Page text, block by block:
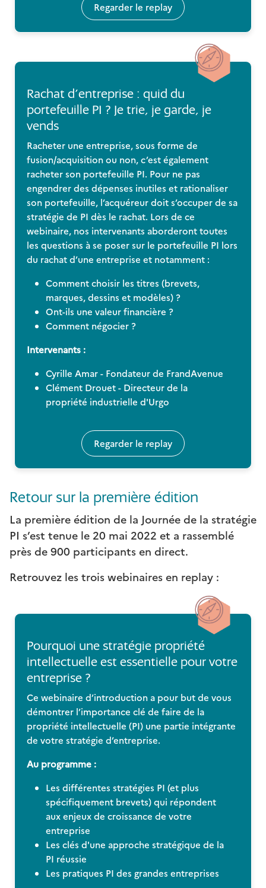
Regarder le replay
Rachat d’entreprise : quid du
portefeuille PI ? Je trie, je garde, je
vends
Racheter une entreprise, sous forme de
fusion/acquisition ou non, c’est également
racheter son portefeuille PI. Pour ne pas
engendrer des dépenses inutiles et rationaliser
son portefeuille, l’acquéreur doit s’occuper de sa
stratégie de PI dès le rachat. Lors de ce
webinaire, nos intervenants aborderont toutes
les questions à se poser sur le portefeuille PI lors
du rachat d’une entreprise et notamment :
Comment choisir les titres (brevets,
marques, dessins et modèles) ?
Ont-ils une valeur financière ?
Comment négocier ?
Intervenants :
Cyrille Amar - Fondateur de FrandAvenue
Clément Drouet - Directeur de la
propriété industrielle d'Urgo
Regarder le replay
Retour sur la première édition
La première édition de la Journée de la stratégie
PI s’est tenue le 20 mai 2022 et a rassemblé
près de 900 participants en direct.
Retrouvez les trois webinaires en replay :
Pourquoi une stratégie propriété
intellectuelle est essentielle pour votre
entreprise ?
Ce webinaire d’introduction a pour but de vous
démontrer l’importance clé de faire de la
propriété intellectuelle (PI) une partie intégrante
de votre stratégie d’entreprise.
Au programme :
Les différentes stratégies PI (et plus
spécifiquement brevets) qui répondent
aux enjeux de croissance de votre
entreprise
Les clés d'une approche stratégique de la
PI réussie
Les pratiques PI des grandes entreprises